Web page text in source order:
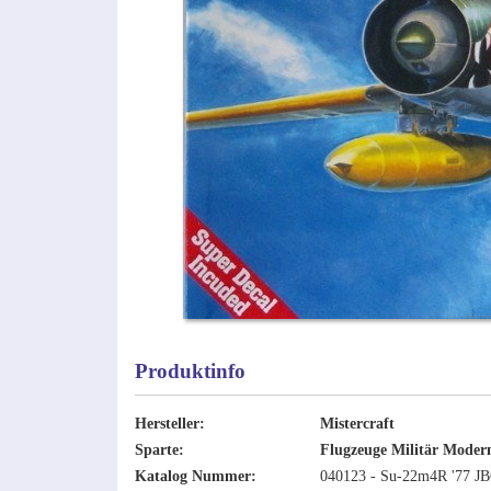
Produktinfo
Hersteller:
Mistercraft
Sparte:
Flugzeuge Militär
Katalog Nummer:
040123 - Su-22m4R '77